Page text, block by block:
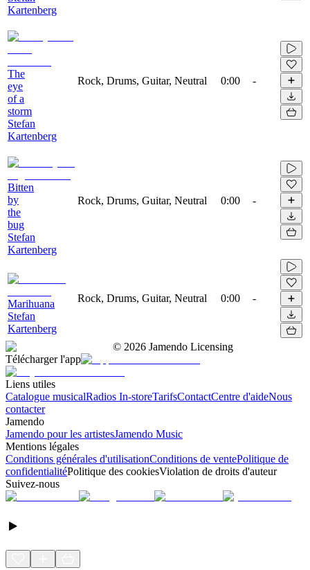
Kartenberg
The
eye
of a
storm
Stefan
Kartenberg
Rock, Drums, Guitar, Neutral 0:00 -
Bitten
by
the
bug
Stefan
Kartenberg
Rock, Drums, Guitar, Neutral 0:00 -
Marihuana
Stefan
Kartenberg
Rock, Drums, Guitar, Neutral 0:00 -
© 2026 Jamendo Licensing
Télécharger l'app
Liens utiles
Catalogue musicalRadios In-storeTarifsContactCentre d'aideNous
contacter
Jamendo
Jamendo pour les artistesJamendo Music
Mentions légales
Conditions générales d'utilisationConditions de ventePolitique de
confidentialitéPolitique des cookiesViolation de droits d'auteur
Suivez-nous